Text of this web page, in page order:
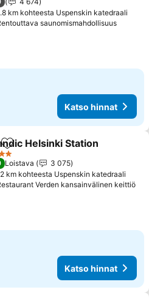
km kohteesta Uspenskin katedraali
saunomismahdollisuusKatso
Katso hinnat
Lisää suosikkeihin
Helsinki Station
Loistava
3 075
km kohteesta Uspenskin katedraali
Verden kansainvälinen keittiö
Katso hinnat